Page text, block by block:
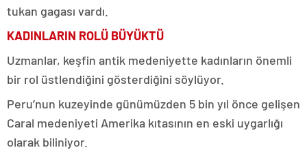
tukan gagası vardı.
KADINLARIN ROLÜ BÜYÜKTÜ
Uzmanlar, keşfin antik medeniyette kadınların önemli
bir rol üstlendiğini gösterdiğini söylüyor.
Peru’nun kuzeyinde günümüzden 5 bin yıl önce gelişen
Caral medeniyeti Amerika kıtasının en eski uygarlığı
olarak biliniyor.